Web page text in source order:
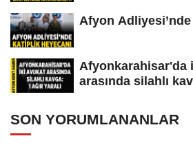
Afyon
Afyonkarahisar'da
arasında silahlı
SON YORUMLANANLAR